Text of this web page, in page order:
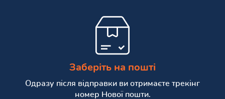
Заберіть на пошті
Одразу після відправки ви отримаєте трекінг
номер Нової пошти.